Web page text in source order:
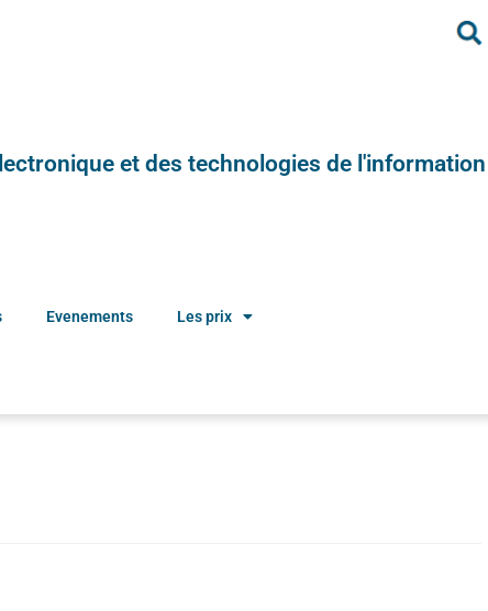
et des technologies de
Evenements Les prix